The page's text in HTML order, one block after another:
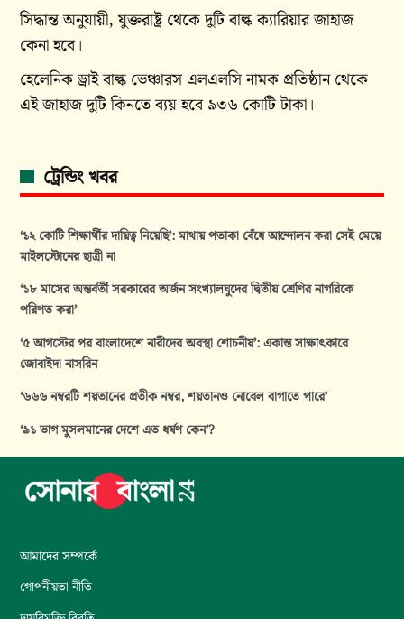
সিদ্ধান্ত অনুযায়ী, যুক্তরাষ্ট্র থেকে দুটি বাল্ক ক্যারিয়ার জাহাজ
কেনা হবে।
হেলেনিক ড্রাই বাল্ক ভেঞ্চারস এলএলসি নামক প্রতিষ্ঠান থেকে
এই জাহাজ দুটি কিনতে ব্যয় হবে ৯৩৬ কোটি টাকা।
ট্রেন্ডিং খবর
‘১২ কোটি শিক্ষার্থীর দায়িত্ব নিয়েছি’: মাথায় পতাকা বেঁধে আন্দোলন করা সেই মেয়ে
মাইলস্টোনের ছাত্রী না
‘১৮ মাসের অন্তর্বর্তী সরকারের অর্জন সংখ্যালঘুদের দ্বিতীয় শ্রেণির নাগরিকে
পরিণত করা’
‘৫ আগস্টের পর বাংলাদেশে নারীদের অবস্থা শোচনীয়’: একান্ত সাক্ষাৎকারে
জোবাইদা নাসরিন
‘৬৬৬ নম্বরটি শয়তানের প্রতীক নম্বর, শয়তানও নোবেল বাগাতে পারে’
‘৯১ ভাগ মুসলমানের দেশে এত ধর্ষণ কেন’?
আমাদের সম্পর্কে
গোপনীয়তা নীতি